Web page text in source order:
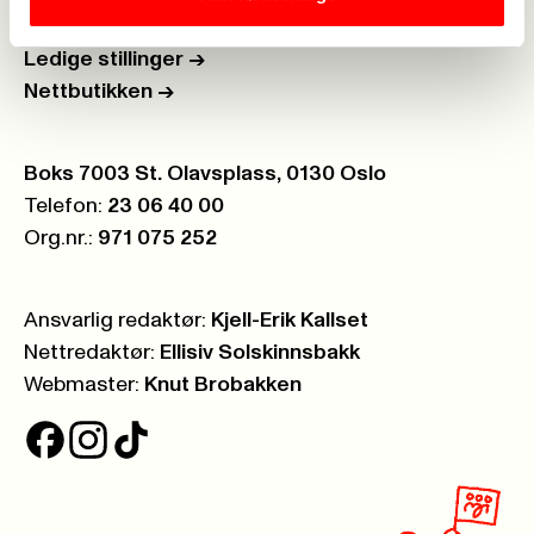
Åpenhetsloven->
Ledige stillinger ->
Nettbutikken ->
Postboks:
Boks 7003 St. Olavsplass, 0130 Oslo
Telefon: 23 06 40 00
Org.nr.: 971 075 252
Ansvarlig redaktør: Kjell-Erik Kallset
Nettredaktør: Ellisiv Solskinnsbakk
Webmaster: Knut Brobakken